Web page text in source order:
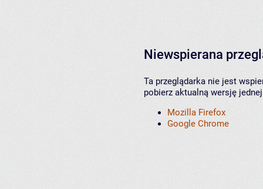
Niewspierana
Ta przeglądarka nie jest
pobierz aktualną wersję
Mozilla Firefox
Google Chrome